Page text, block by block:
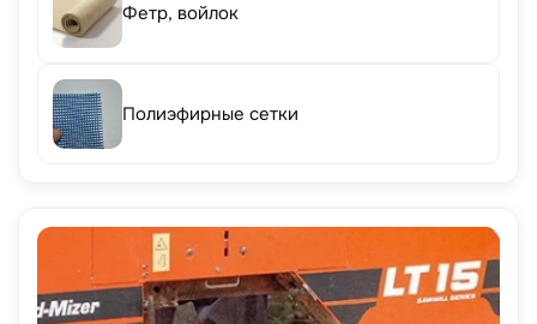
Фетр, войлок
Полиэфирные сетки